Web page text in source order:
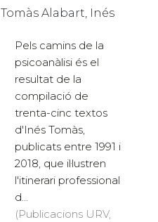
Tomàs Alabart, Inés
Pels camins de la
psicoanàlisi és el
resultat de la
compilació de
trenta-cinc textos
d'Inés Tomàs,
publicats entre 1991 i
2018, que il·lustren
l'itinerari professional
d...
(Publicacions URV,